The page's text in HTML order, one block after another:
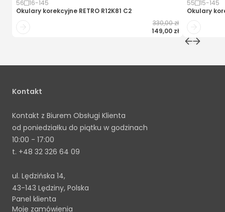
56 16-145
Okulary korekcyjne RETRO R12K81 C2
330,00 zł
149,00 zł
55 15-145
Okulary
Kontakt
Kontakt z Biurem Obsługi Klienta
od poniedziałku do piątku w godzinach
10:00 - 17:00
t. +48 32 326 64 09
ul. Lędzińska 14,
43-143 Lędziny, Polska
Panel klienta
Moje zamówienia